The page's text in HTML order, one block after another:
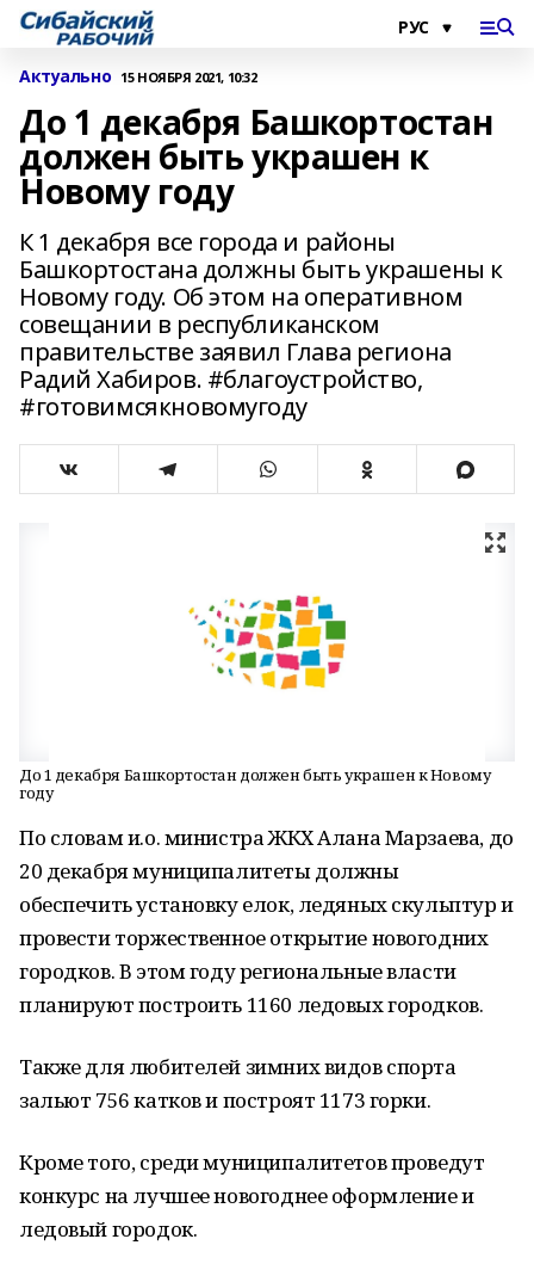
Актуально 15 НОЯБРЯ 2021, 10:32
До 1 декабря Башкортостан
должен быть украшен к
Новому году
К 1 декабря все города и районы
Башкортостана должны быть украшены к
Новому году. Об этом на оперативном
совещании в республиканском
правительстве заявил Глава региона
Радий Хабиров. #благоустройство,
#готовимсякновомугоду
До 1 декабря Башкортостан должен быть украшен к Новому
году
По словам и.о. министра ЖКХ Алана Марзаева, до
20 декабря муниципалитеты должны
обеспечить установку елок, ледяных скульптур и
провести торжественное открытие новогодних
городков. В этом году региональные власти
планируют построить 1160 ледовых городков.
Также для любителей зимних видов спорта
зальют 756 катков и построят 1173 горки.
Кроме того, среди муниципалитетов проведут
конкурс на лучшее новогоднее оформление и
ледовый городок.